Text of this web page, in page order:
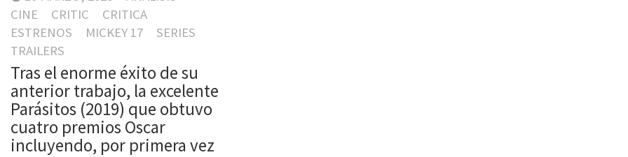
CINE
CRITIC
CRITICA
ESTRENOS
MICKEY 17
SERIES
TRAILERS
Tras el enorme éxito de su
anterior trabajo, la excelente
Parásitos (2019) que obtuvo
cuatro premios Oscar
incluyendo, por primera vez